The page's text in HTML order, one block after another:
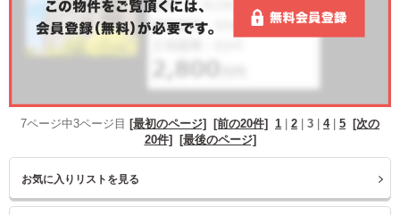
7ページ中3ページ目 [最初のページ] [前の20件] 1 2 3 4| 5
[次の
20件]
[最後のページ]
お気に入りリストを見る